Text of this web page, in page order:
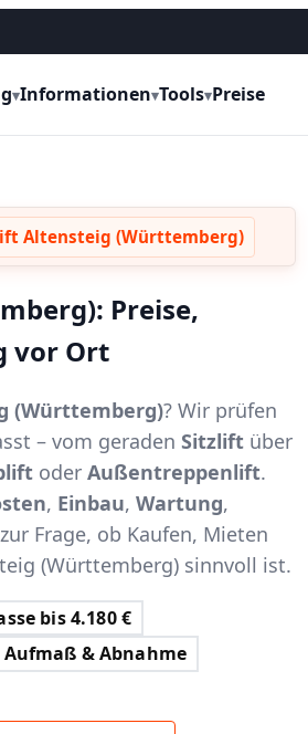
▾Informationen▾Tools▾Preise
Altensteig (Württemberg)
Preise,
vor Ort
(Württemberg)? Wir prüfen
– vom geraden Sitzlift über
oder Außentreppenlift.
, Einbau, Wartung,
Frage, ob Kaufen, Mieten
(Württemberg) sinnvoll ist.
bis 4.180 €
Aufmaß & Abnahme